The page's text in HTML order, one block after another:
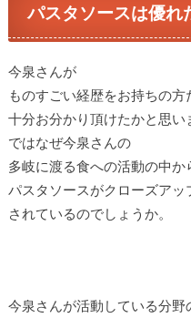
パスタソースは優れ
今泉さんが
ものすごい経歴をお持ちの方
十分お分かり頂けたかと思い
ではなぜ今泉さんの
多岐に渡る食への活動の中か
パスタソースがクローズアッ
されているのでしょうか。
今泉さんが活動している分野